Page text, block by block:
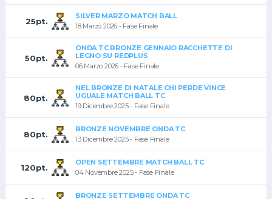
25pt.
SILVER MARZO MATCH BALL
18 Marzo 2026 - Fase Finale
50pt.
ONDA TC BRONZE GENNAIO RACCHETTE DI
LEGNO SU REDPLUS
06 Marzo 2026 - Fase Finale
80pt.
NEL BRONZE DI NATALE CHI PERDE VINCE
UGUALE MATCH BALL TC
19 Dicembre 2025 - Fase Finale
80pt.
BRONZE NOVEMBRE ONDA TC
13 Dicembre 2025 - Fase Finale
120pt.
OPEN SETTEMBRE MATCH BALL TC
04 Novembre 2025 - Fase Finale
BRONZE SETTEMBRE ONDA TC